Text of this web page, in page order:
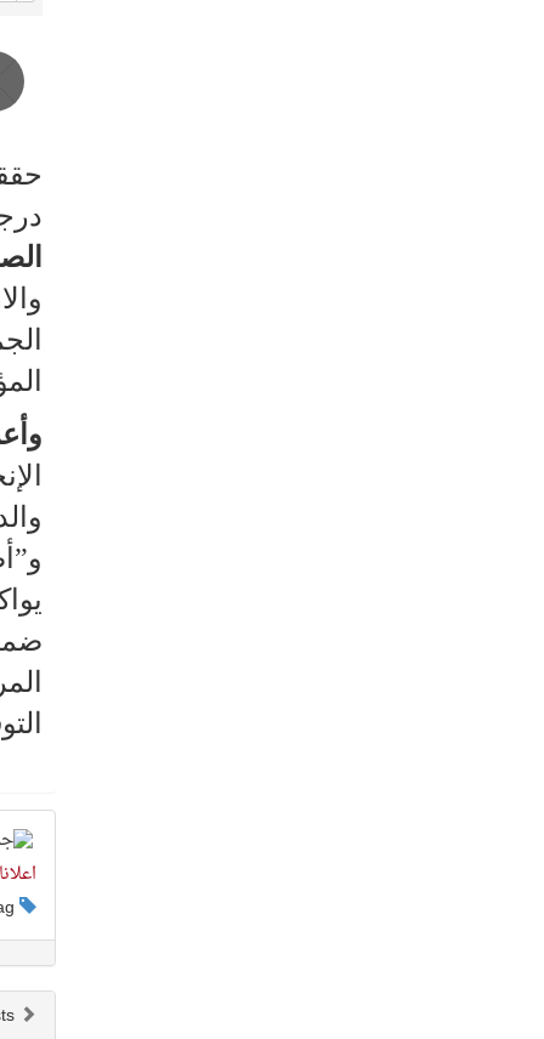
درجة تقييم
يواكب